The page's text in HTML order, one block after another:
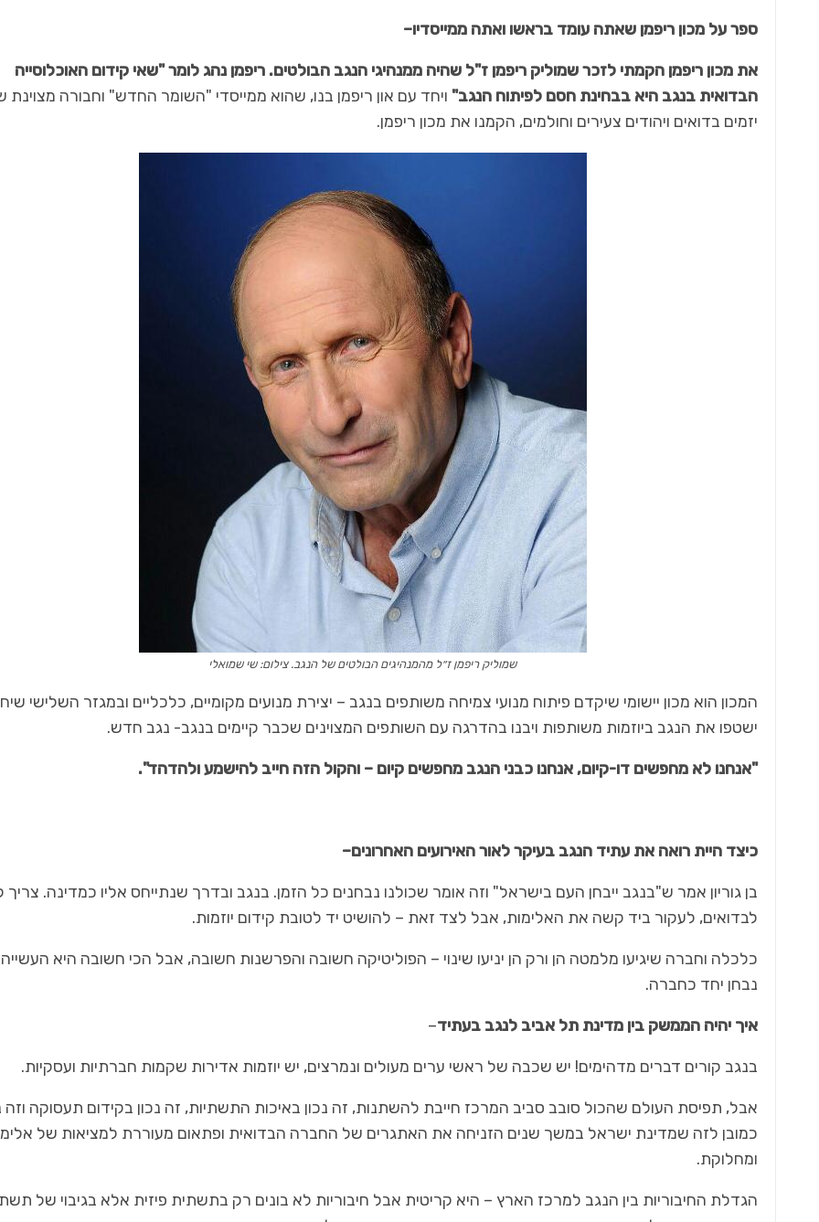
ספר על מכון ריפמן שאתה עומד בראשו ואתה ממייסדיו–
את מכון ריפמן הקמתי לזכר שמוליק ריפמן ז"ל שהיה ממנהיגי הנגב הבולטים. ריפמן נהג לומר "שאי קידום האוכלוסייה
הבדואית בנגב היא בבחינת חסם לפיתוח הנגב" ויחד עם און ריפמן בנו, שהוא ממייסדי "השומר החדש" וחבורה מצוינת
יזמים בדואים ויהודים צעירים וחולמים, הקמנו את מכון ריפמן.
שמוליק ריפמן ז״ל מהמנהיגים הבולטים של הנגב. צילום: שי שמואלי
המכון הוא מכון יישומי שיקדם פיתוח מנועי צמיחה משותפים בנגב – יצירת מנועים מקומיים, כלכליים ובמגזר השלישי
ישטפו את הנגב ביוזמות משותפות ויבנו בהדרגה עם השותפים המצוינים שכבר קיימים בנגב- נגב חדש.
"אנחנו לא מחפשים דו-קיום, אנחנו כבני הנגב מחפשים קיום – והקול הזה חייב להישמע ולהדהד".
כיצד היית רואה את עתיד הנגב בעיקר לאור האירועים האחרונים–
בן גוריון אמר ש"בנגב ייבחן העם בישראל" וזה אומר שכולנו נבחנים כל הזמן. בנגב ובדרך שנתייחס אליו כמדינה. צריך
לבדואים, לעקור ביד קשה את האלימות, אבל לצד זאת – להושיט יד לטובת קידום יוזמות.
כלכלה וחברה שיגיעו מלמטה הן ורק הן יניעו שינוי – הפוליטיקה חשובה והפרשנות חשובה, אבל הכי חשובה היא
נבחן יחד כחברה.
איך יהיה הממשק בין מדינת תל אביב לנגב בעתיד–
בנגב קורים דברים מדהימים! יש שכבה של ראשי ערים מעולים ונמרצים, יש יוזמות אדירות שקמות חברתיות ועסקיות.
אבל, תפיסת העולם שהכול סובב סביב המרכז חייבת להשתנות, זה נכון באיכות התשתיות, זה נכון בקידום תעסוקה וזה
כמובן לזה שמדינת ישראל במשך שנים הזניחה את האתגרים של החברה הבדואית ופתאום מעוררת למציאות של
ומחלוקת.
הגדלת החיבוריות בין הנגב למרכז הארץ – היא קריטית אבל חיבוריות לא בונים רק בתשתית פיזית אלא בגיבוי של